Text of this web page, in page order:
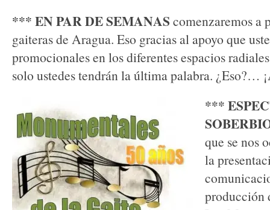
*** EN PAR DE SEMANAS comenzaremos a
gaiteras de Aragua. Eso gracias al apoyo que
promocionales en los diferentes espacios
solo ustedes tendrán la última palabra. ¿Eso?…
***
que se nos
la
producción